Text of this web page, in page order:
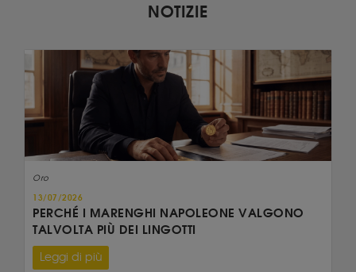
NOTIZIE
Oro
13/07/2026
PERCHÉ I MARENGHI NAPOLEONE VALGONO
TALVOLTA PIÙ DEI LINGOTTI
Leggi di più